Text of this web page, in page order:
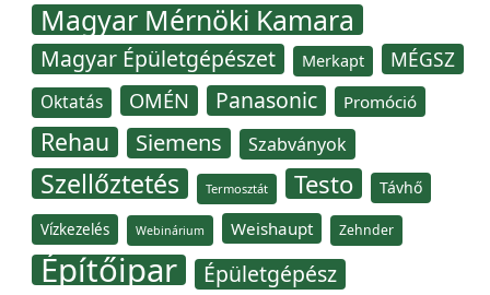
Magyar Mérnöki Kamara
Magyar Épületgépészet Merkapt MÉGSZ
Oktatás OMÉN Panasonic Promóció
Rehau Siemens Szabványok
Szellőztetés Termosztát Testo Távhő
Vízkezelés Webinárium Weishaupt Zehnder
Építőipar Épületgépész